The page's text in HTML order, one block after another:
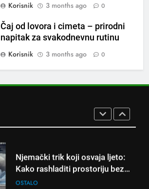
Korisnik
3 months ago 0
Čaj od lovora i cimeta – prirodni
napitak za svakodnevnu rutinu
Korisnik
3 months ago 0
Samo 1 kašičica u litru vode i
čak će se i “suhi štap”
ukorijeniti! Stari vrtlarski trik koji
OSTALO
Kako rashladiti prostoriju bez
klime i velikih računa za struju!
Kardiolog koji već 20 godina
liječi pacijente nakon infarkta
otkrio: Ove 4 jutarnje navike
ZDRAVLJE